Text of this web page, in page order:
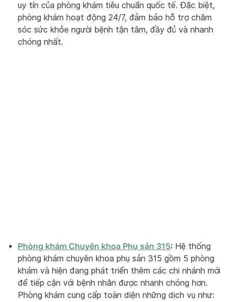
uy tín của phòng khám tiêu chuẩn quốc tế. Đặc biệt,
phòng khám hoạt động 24/7, đảm bảo hỗ trợ chăm
sóc sức khỏe người bệnh tận tâm, đầy đủ và nhanh
chóng nhất.
Phòng khám Chuyên khoa Phụ sản 315: Hệ thống
phòng khám chuyên khoa phụ sản 315 gồm 5 phòng
khám và hiện đang phát triển thêm các chi nhánh mới
để tiếp cận với bệnh nhân được nhanh chóng hơn.
Phòng khám cung cấp toàn diện những dịch vụ như: